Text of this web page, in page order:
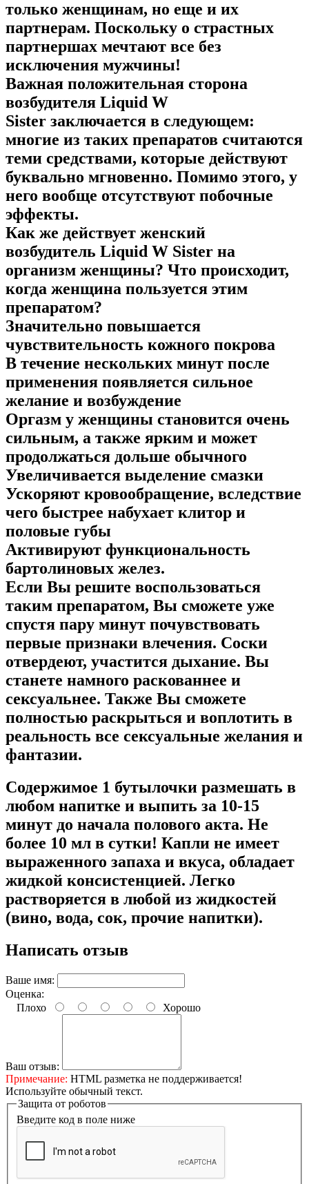
только женщинам, но еще и их
партнерам. Поскольку о страстных
партнершах мечтают все без
исключения мужчины!
Важная положительная сторона
возбудителя Liquid W
Sister заключается в следующем:
многие из таких препаратов считаются
теми средствами, которые действуют
буквально мгновенно. Помимо этого, у
него вообще отсутствуют побочные
эффекты.
Как же действует женский
возбудитель Liquid W Sister на
организм женщины? Что происходит,
когда женщина пользуется этим
препаратом?
Значительно повышается
чувствительность кожного покрова
В течение нескольких минут после
применения появляется сильное
желание и возбуждение
Оргазм у женщины становится очень
сильным, а также ярким и может
продолжаться дольше обычного
Увеличивается выделение смазки
Ускоряют кровообращение, вследствие
чего быстрее набухает клитор и
половые губы
Активируют функциональность
бартолиновых желез.
Если Вы решите воспользоваться
таким препаратом, Вы сможете уже
спустя пару минут почувствовать
первые признаки влечения. Соски
отвердеют, участится дыхание. Вы
станете намного раскованнее и
сексуальнее. Также Вы сможете
полностью раскрыться и воплотить в
реальность все сексуальные желания и
фантазии.
Содержимое 1 бутылочки размешать в
любом напитке и выпить за 10-15
минут до начала полового акта. Не
более 10 мл в сутки! Капли не имеет
выраженного запаха и вкуса, обладает
жидкой консистенцией. Легко
растворяется в любой из жидкостей
(вино, вода, сок, прочие напитки).
Написать отзыв
Ваше имя:
Оценка:
Плохо
Хорошо
Ваш отзыв:
Примечание: HTML разметка не поддерживается!
Используйте обычный текст.
Защита от роботов
Введите код в поле ниже